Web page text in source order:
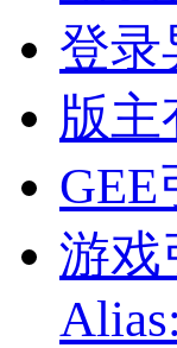
登录
版
游戏